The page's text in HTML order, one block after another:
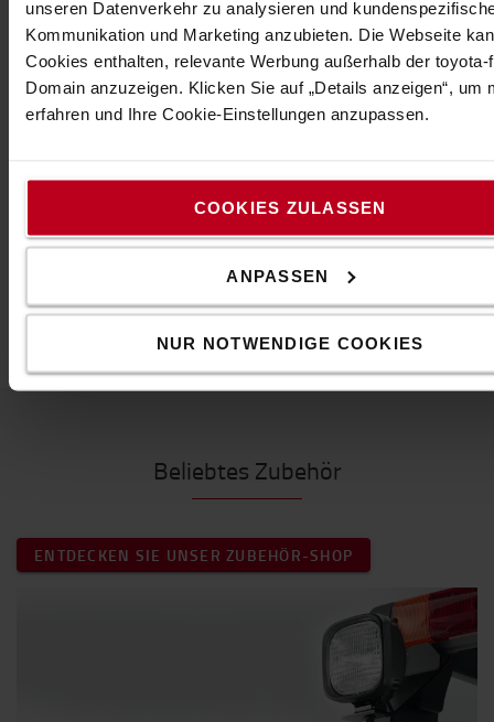
unseren Datenverkehr zu analysieren und
Kommunikation und Marketing anzubieten. Die Webseite
Cookies enthalten, relevante Werbung außerhalb der
Domain anzuzeigen. Klicken Sie auf „Details anzeigen“, um
erfahren und Ihre Cookie-Einstellungen anzupassen.
COOKIES ZULASSEN
ANPASSEN
NUR NOTWENDIGE COOKIES
* Etagenabmessung (mm): 620 x 425, 750 x 425, 1.000 x
425 oder 1.200 x 425
* Länge (mm): 800, 930, 1.180 oder 1.380
* Breite (mm): 460
* Höhe (mm): 1.585
Länge:80cm
Beliebtes Zubehör
ENTDECKEN SIE UNSER ZUBEHÖR-SHOP